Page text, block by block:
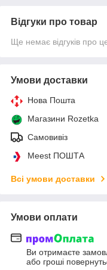
Відгуки про товар
Ще немає відгуків про
Умови доставки
Нова Пошта
Магазини Rozetka
Самовивіз
Meest ПОШТА
Всі умови доставки
Умови оплати
Ви отримаєте
або гроші